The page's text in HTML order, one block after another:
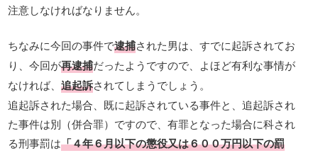
注意しなければなりません。
ちなみに今回の事件で逮捕された男は、すでに起訴されてお
り、今回が再逮捕だったようですので、よほど有利な事情が
なければ、追起訴されてしまうでしょう。
追起訴された場合、既に起訴されている事件と、追起訴され
た事件は別（併合罪）ですので、有罪となった場合に科され
る刑事罰は「４年６月以下の懲役又は６００万円以下の罰